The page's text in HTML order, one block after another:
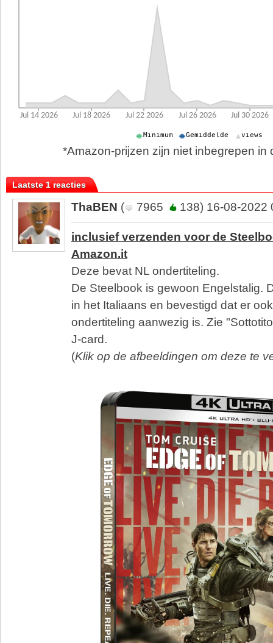
*Amazon-prijzen zijn niet inbegrepen in
Laatste 1 reacties
ThaBEN ( 7965 138) 16-08-2022
inclusief verzenden voor de
Amazon.it
Deze bevat NL ondertiteling.
De Steelbook is gewoon Engelstalig.
in het Italiaans en bevestigd dat er
ondertiteling aanwezig is. Zie
J-card.
(Klik op de afbeeldingen om deze te